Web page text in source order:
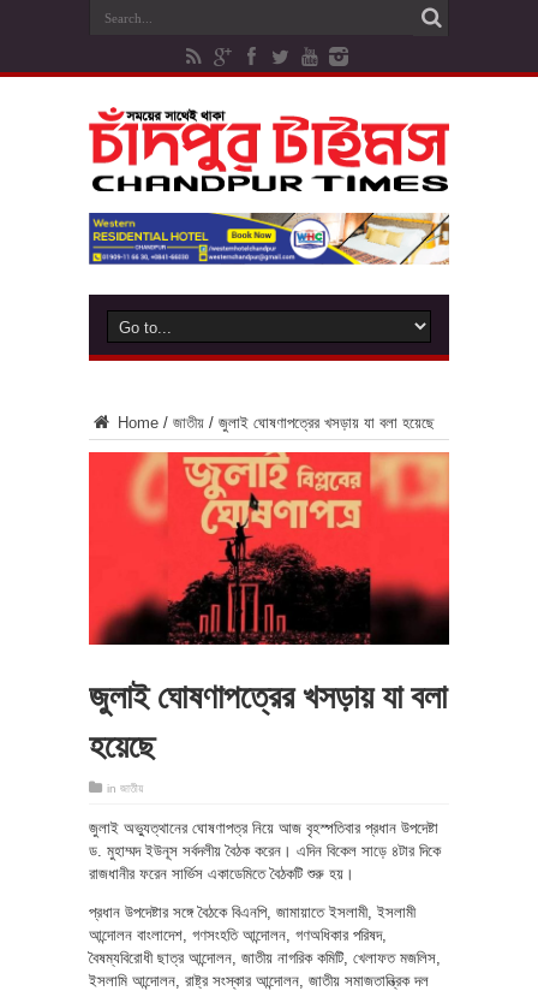
Home / জাতীয় / জুলাই ঘোষণাপত্রের খসড়ায় যা বলা হয়েছে
জুলাই ঘোষণাপত্রের খসড়ায় যা বলা
হয়েছে
in জাতীয়
জুলাই অভ্যুত্থানের ঘোষণাপত্র নিয়ে আজ বৃহস্পতিবার প্রধান উপদেষ্টা
ড. মুহাম্মদ ইউনূস সর্বদলীয় বৈঠক করেন। এদিন বিকেল সাড়ে ৪টার দিকে
রাজধানীর ফরেন সার্ভিস একাডেমিতে বৈঠকটি শুরু হয়।
প্রধান উপদেষ্টার সঙ্গে বৈঠকে বিএনপি, জামায়াতে ইসলামী, ইসলামী
আন্দোলন বাংলাদেশ, গণসংহতি আন্দোলন, গণঅধিকার পরিষদ,
বৈষম্যবিরোধী ছাত্র আন্দোলন, জাতীয় নাগরিক কমিটি, খেলাফত মজলিস,
ইসলামি আন্দোলন, রাষ্ট্র সংস্কার আন্দোলন, জাতীয় সমাজতান্ত্রিক দল